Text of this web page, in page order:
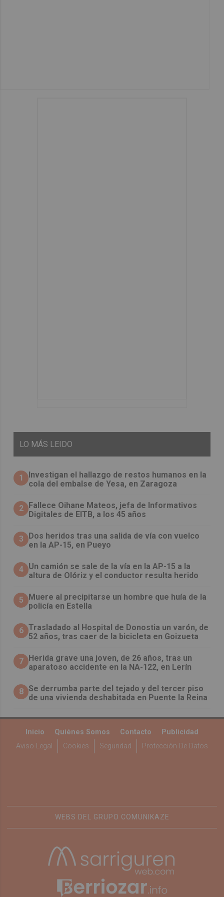
LO MÁS LEIDO
1
Investigan el hallazgo de restos humanos en la
cola del embalse de Yesa, en Zaragoza
2 Fallece Oihane Mateos, jefa de Informativos
Digitales de EITB, a los 45 años
3
Dos heridos tras una salida de vía con vuelco
en la AP-15, en Pueyo
4 Un camión se sale de la vía en la AP-15 a la
altura de Olóriz y el conductor resulta herido
5
Muere al precipitarse un hombre que huía de la
policía en Estella
6 Trasladado al Hospital de Donostia un varón, de
52 años, tras caer de la bicicleta en Goizueta
7 Herida grave una joven, de 26 años, tras un
aparatoso accidente en la NA-122, en Lerín
8 Se derrumba parte del tejado y del tercer piso
de una vivienda deshabitada en Puente la Reina
Inicio Quiénes Somos Contacto
Publicidad
Aviso Legal
Cookies Seguridad Protección De Datos
WEBS DEL GRUPO COMUNIKAZE